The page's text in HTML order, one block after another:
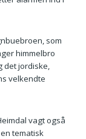
som
himmelbro
det jordiske,
velkendte
vagt også
tematisk